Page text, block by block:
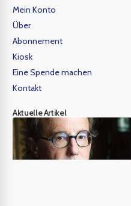
Mein Konto
Über
Abonnement
Kiosk
Eine Spende machen
Kontakt
Aktuelle Artikel